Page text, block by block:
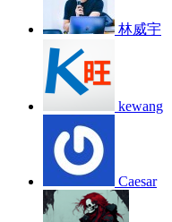
林威宇
kewang
Caesar